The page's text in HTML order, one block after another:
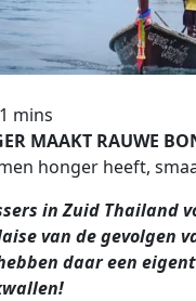
MAAKT RAUWE
honger heeft,
in Zuid Thailand
van de gevolgen
daar een